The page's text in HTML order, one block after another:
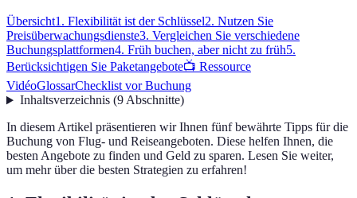
Übersicht1. Flexibilität ist der Schlüssel2. Nutzen Sie
Preisüberwachungsdienste3. Vergleichen Sie verschiedene
Buchungsplattformen4. Früh buchen, aber nicht zu früh5.
Berücksichtigen Sie Paketangebote📺 Ressource
VidéoGlossarChecklist vor Buchung
Inhaltsverzeichnis(9Abschnitte)
In diesem Artikel präsentieren wir Ihnen fünf bewährte Tipps für die
Buchung von Flug- und Reiseangeboten. Diese helfen Ihnen, die
besten Angebote zu finden und Geld zu sparen. Lesen Sie weiter,
um mehr über die besten Strategien zu erfahren!